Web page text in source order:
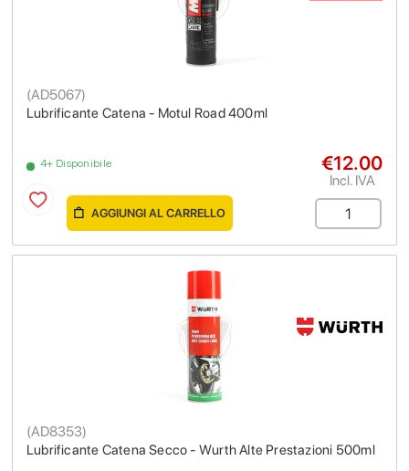
Lubrificante Catena - Motul Road 400ml
(AD5067)
4+ Disponibile €12.00
Incl. IVA
AGGIUNGI AL CARRELLO
Lubrificante Catena Secco - Wurth Alte Prestazioni 500ml
(AD8353)